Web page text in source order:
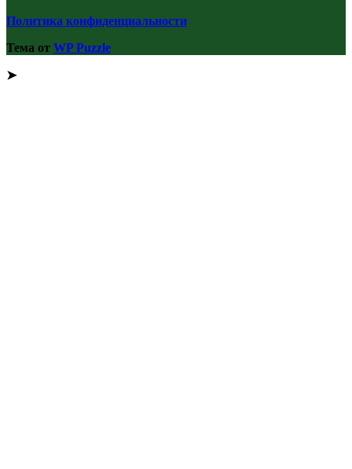
Политика конфиденциальности
Тема от WP Puzzle
➤